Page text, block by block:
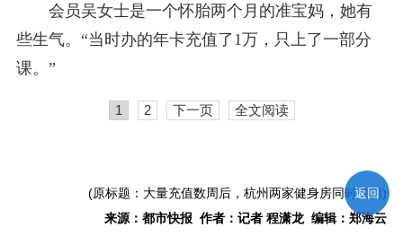
会员吴女士是一个怀胎两个月的准宝妈，她有
些生气。“当时办的年卡充值了1万，只上了一部分
课。”
1 2 下一页 全文阅读
(原标题：大量充值数周后，杭州两家健身房同时关门)
来源：都市快报 作者：记者 程潇龙 编辑：郑海云
返回